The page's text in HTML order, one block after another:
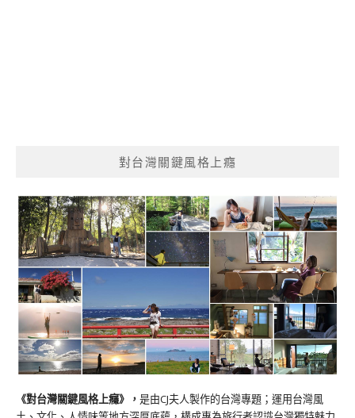
對台灣關鍵風格上癮
《對台灣關鍵風格上癮》 ， 是由CJ夫人製作的台灣專題；運用台灣風